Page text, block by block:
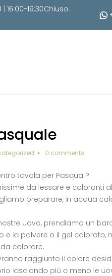
19:30Chiuso:
0 comments
tavola per Pasqua ?
da lessare e coloranti
preparare, in acqua
uova, prendiamo un
e la polvere o il gel
colorare.
raggiunto il colore
lasciando più o meno le